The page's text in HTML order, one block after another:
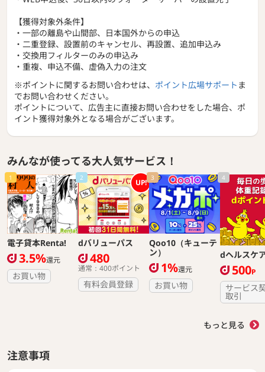
【獲得対象外条件】
・一部の離島や山間部、日本国外からの申込
・二重登録、設置前のキャンセル、再設置、追加申込み
・交換用フィルターのみの申込み
・重複、申込不備、虚偽入力の注文
※ポイントに関するお問い合わせは、 ポイント広場サポート ま
でお問い合わせください。
ポイントについて、広告主に直接お問い合わせをした場合、ポ
イント獲得対象外となる場合がございます。
みんなが使ってる大人気サービス！
1
電子貸本Renta!
3.5%還元
お買い物
2 UP!
dバリューパス
480
通常：400ポイント
有料会員登録
3
Qoo10（キューテ
ン）
1%還元
お買い物
4
dヘルスケ
500P
サービス
取引
もっと見る
注意事項